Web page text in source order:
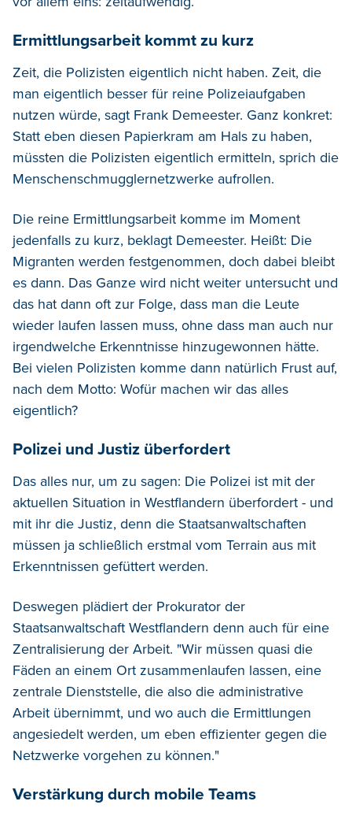
Ermittlungsarbeit kommt zu kurz
Zeit, die Polizisten eigentlich nicht haben. Zeit, die
man eigentlich besser für reine Polizeiaufgaben
nutzen würde, sagt Frank Demeester. Ganz konkret:
Statt eben diesen Papierkram am Hals zu haben,
müssten die Polizisten eigentlich ermitteln, sprich die
Menschenschmugglernetzwerke aufrollen.
Die reine Ermittlungsarbeit komme im Moment
jedenfalls zu kurz, beklagt Demeester. Heißt: Die
Migranten werden festgenommen, doch dabei bleibt
es dann. Das Ganze wird nicht weiter untersucht und
das hat dann oft zur Folge, dass man die Leute
wieder laufen lassen muss, ohne dass man auch nur
irgendwelche Erkenntnisse hinzugewonnen hätte.
Bei vielen Polizisten komme dann natürlich Frust auf,
nach dem Motto: Wofür machen wir das alles
eigentlich?
Polizei und Justiz überfordert
Das alles nur, um zu sagen: Die Polizei ist mit der
aktuellen Situation in Westflandern überfordert - und
mit ihr die Justiz, denn die Staatsanwaltschaften
müssen ja schließlich erstmal vom Terrain aus mit
Erkenntnissen gefüttert werden.
Deswegen plädiert der Prokurator der
Staatsanwaltschaft Westflandern denn auch für eine
Zentralisierung der Arbeit. "Wir müssen quasi die
Fäden an einem Ort zusammenlaufen lassen, eine
zentrale Dienststelle, die also die administrative
Arbeit übernimmt, und wo auch die Ermittlungen
angesiedelt werden, um eben effizienter gegen die
Netzwerke vorgehen zu können."
Verstärkung durch mobile Teams